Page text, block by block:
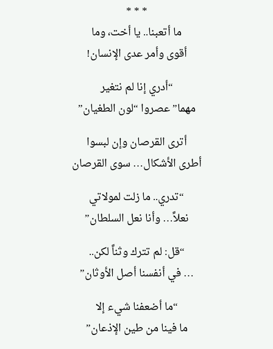
* * *
ما أتعبنا.. يا أخت، وما
أقوى وأمر عدى الإنسان!
“أدري إنا لم نتغير
مهما” عصروا “لون الطغيان”
أترى القرصان وإن لبسوا
أطرى الأشكال… سوى القرصان
“تدري.. ما زلت لمولاتي
نعلاً… وأنا نعل السلطان”
“قل: لم تترك وثناً لكن..
… في أنفسنا أصل الأوثان”
“ما أضعفنا شيء إلا
ما فينا من طين الإذعان”